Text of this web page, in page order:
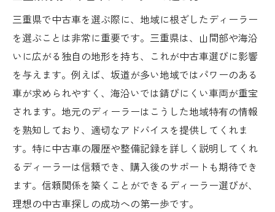
的ステップ
購入プロセスの全体像を理解する
ステップ毎に必要な事前準備とは
交渉を成功させるためのポイント
購入後のフォローアップ方法
安心して購入するための事前確認
購入の流れをスムーズにするためのポイン
ト
中古車の信頼性を高めるために知っておきたい
ディーラー選びのコツ
三重県で中古車を選ぶ際に、地域に根ざしたディーラー
を選ぶことは非常に重要です。三重県は、山間部や海沿
いに広がる独自の地形を持ち、これが中古車選びに影響
を与えます。例えば、坂道が多い地域ではパワーのある
車が求められやすく、海沿いでは錆びにくい車両が重宝
されます。地元のディーラーはこうした地域特有の情報
を熟知しており、適切なアドバイスを提供してくれま
す。特に中古車の履歴や整備記録を詳しく説明してくれ
るディーラーは信頼でき、購入後のサポートも期待でき
ます。信頼関係を築くことができるディーラー選びが、
理想の中古車探しの成功への第一歩です。